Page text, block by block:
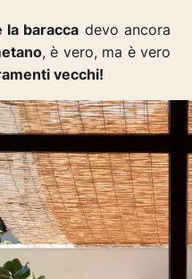
la baracca devo ancora
, è vero, ma è vero
vecchi!